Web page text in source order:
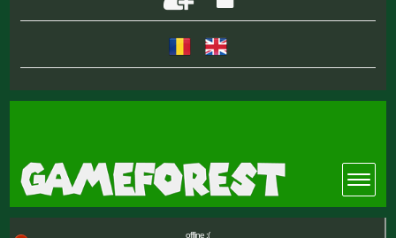
offline :(